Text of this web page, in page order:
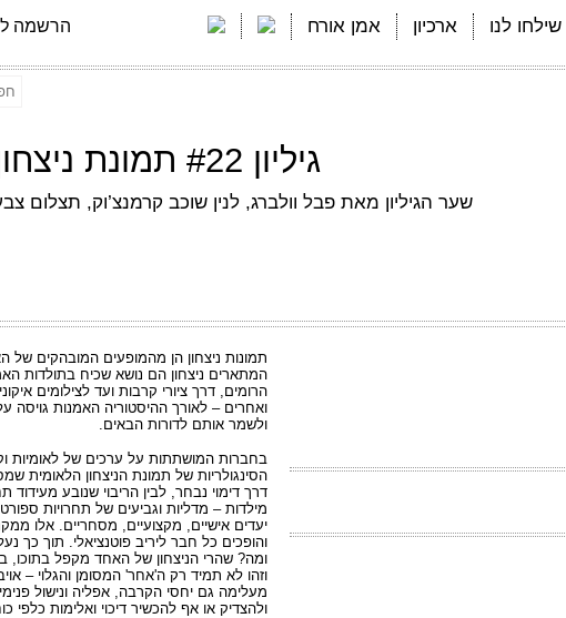
שילחו לנו ארכיון אמן אורח
הרשמה
גיליון #22 תמונת ניצחון / אוקטובר 2018
שער הגיליון מאת פבל וולברג, לנין שוכב קרמנצ’וק, תצלום צבע, 2018. לצפיה
תמונות ניצחון הן מהמופעים המובהקים של
המתארים ניצחון הם נושא שכיח בתולדות
הרומים, דרך ציורי קרבות ועד לצילומים
ואחרים – לאורך ההיסטוריה האמנות גויסה
ולשמר אותם לדורות הבאים.
בחברות המושתתות על ערכים של לאומיות
הסינגולריות של תמונת הניצחון הלאומית
דרך דימוי נבחר, לבין הריבוי שנובע מעידוד
מילדות – מדליות וגביעים של תחרויות
יעדים אישיים, מקצועיים, מסחריים. אלו
והופכים כל חבר ליריב פוטנציאלי. תוך כך
ומה? שהרי הניצחון של האחד מקפל
וזהו לא תמיד רק ה'אחר' המסומן והגלוי –
מעלימה גם יחסי הקרבה, אפליה ונישול
ולהצדיק או אף להכשיר דיכוי ואלימות כלפי